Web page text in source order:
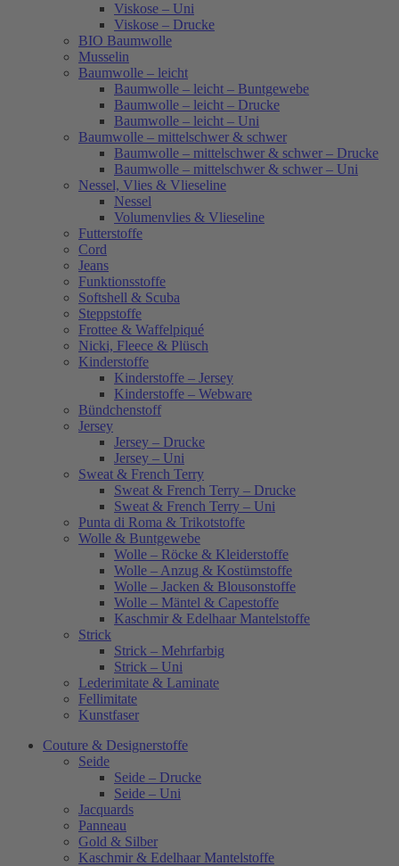
Viskose – Uni
Viskose – Drucke
BIO Baumwolle
Musselin
Baumwolle – leicht
Baumwolle – leicht – Buntgewebe
Baumwolle – leicht – Drucke
Baumwolle – leicht – Uni
Baumwolle – mittelschwer & schwer
Baumwolle – mittelschwer & schwer – Drucke
Baumwolle – mittelschwer & schwer – Uni
Nessel, Vlies & Vlieseline
Nessel
Volumenvlies & Vlieseline
Futterstoffe
Cord
Jeans
Funktionsstoffe
Softshell & Scuba
Steppstoffe
Frottee & Waffelpiqué
Nicki, Fleece & Plüsch
Kinderstoffe
Kinderstoffe – Jersey
Kinderstoffe – Webware
Bündchenstoff
Jersey
Jersey – Drucke
Jersey – Uni
Sweat & French Terry
Sweat & French Terry – Drucke
Sweat & French Terry – Uni
Punta di Roma & Trikotstoffe
Wolle & Buntgewebe
Wolle – Röcke & Kleiderstoffe
Wolle – Anzug & Kostümstoffe
Wolle – Jacken & Blousonstoffe
Wolle – Mäntel & Capestoffe
Kaschmir & Edelhaar Mantelstoffe
Strick
Strick – Mehrfarbig
Strick – Uni
Lederimitate & Laminate
Fellimitate
Kunstfaser
Couture & Designerstoffe
Seide
Seide – Drucke
Seide – Uni
Jacquards
Panneau
Gold & Silber
Kaschmir & Edelhaar Mantelstoffe